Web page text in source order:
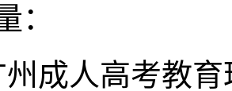
：
州成人高考教